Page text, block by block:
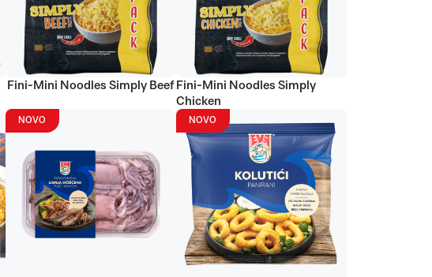
Fini-Mini Noodles Simply Beef Fini-Mini Noodles Simply
Chicken
NOVO NOVO